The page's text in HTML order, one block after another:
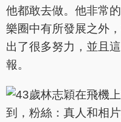
他都敢去做。他非常
樂圈中有所發展之外
出了很多努力，並且
報。